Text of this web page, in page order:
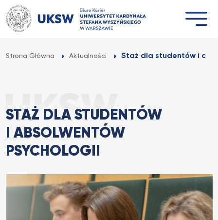
Przejdź
do
treści
Strona Główna Aktualności Staż dla studentów i
STAŻ DLA STUDENTÓW
I ABSOLWENTÓW
PSYCHOLOGII